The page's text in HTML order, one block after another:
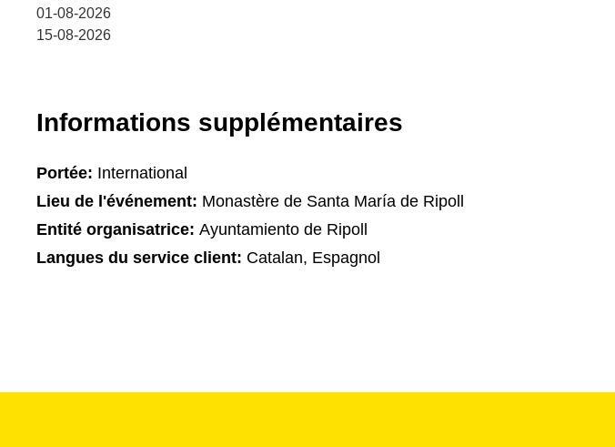
01-08-2026
15-08-2026
Informations supplémentaires
Portée: International
Lieu de l'événement: Monastère de Santa María de Ripoll
Entité organisatrice: Ayuntamiento de Ripoll
Langues du service client: Catalan, Espagnol